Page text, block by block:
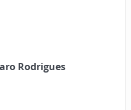
Rodrigues